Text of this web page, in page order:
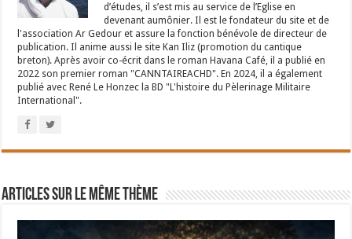
d’études, il s’est mis au service de l’Eglise en
devenant aumônier. Il est le fondateur du site et de
l'association Ar Gedour et assure la fonction bénévole de directeur de
publication. Il anime aussi le site Kan Iliz (promotion du cantique
breton). Après avoir co-écrit dans le roman Havana Café, il a publié en
2022 son premier roman "CANNTAIREACHD". En 2024, il a également
publié avec René Le Honzec la BD "L'histoire du Pèlerinage Militaire
International".
Articles sur le même thème